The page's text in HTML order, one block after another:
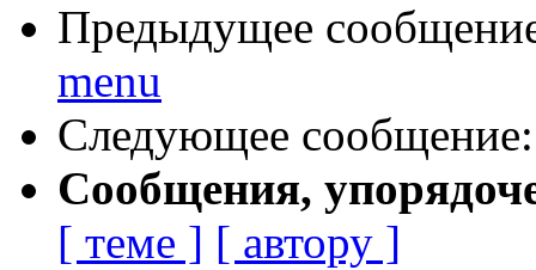
Предыдущее
menu
Следующее
Сообщения,
[ теме ] [ автору ]